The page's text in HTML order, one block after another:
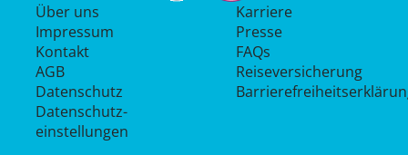
Über uns
Impressum
Kontakt
AGB
Datenschutz
Datenschutz­
einstellungen
Karriere
Presse
FAQs
Reiseversicherung